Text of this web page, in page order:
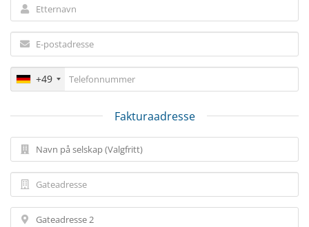
+49
Fakturaadresse